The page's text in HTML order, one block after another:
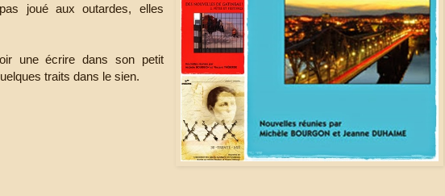
joué aux outardes, elles
une écrire dans son petit
traits dans le sien.